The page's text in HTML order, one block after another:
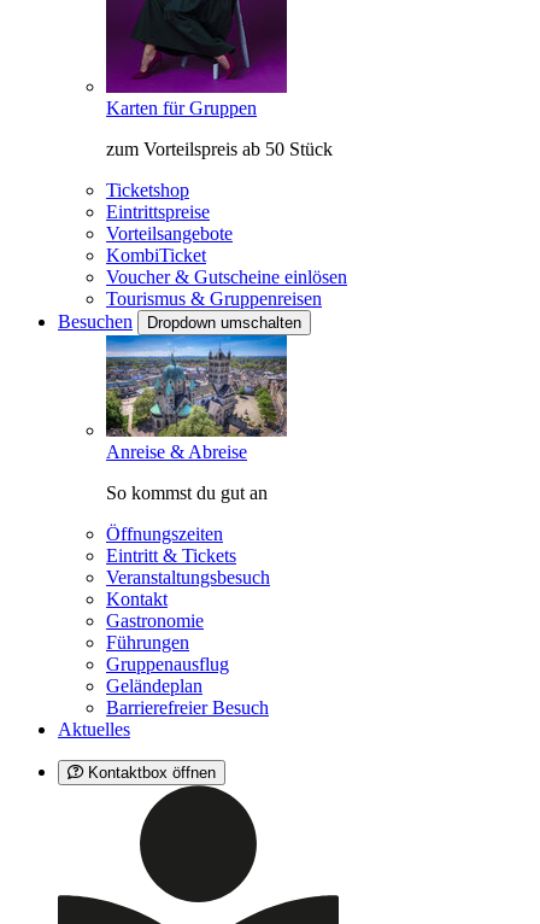
Karten für Gruppen
zum Vorteilspreis ab 50 Stück
Ticketshop
Eintrittspreise
Vorteilsangebote
KombiTicket
Voucher & Gutscheine einlösen
Tourismus & Gruppenreisen
Besuchen
Dropdown umschalten
Anreise & Abreise
So kommst du gut an
Öffnungszeiten
Eintritt & Tickets
Veranstaltungsbesuch
Kontakt
Gastronomie
Führungen
Gruppenausflug
Geländeplan
Barrierefreier Besuch
Aktuelles
Kontaktbox öffnen